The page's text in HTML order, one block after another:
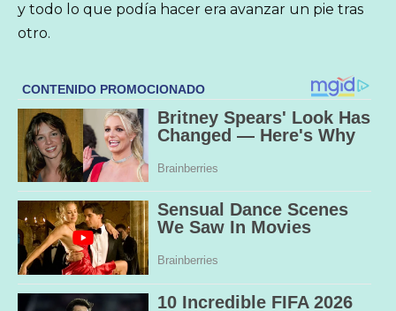
y todo lo que podía hacer era avanzar un pie tras
otro.